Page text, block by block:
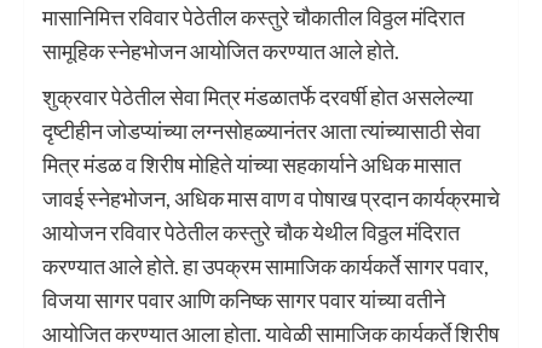
मासानिमित्त रविवार पेठेतील कस्तुरे चौकातील विठ्ठल मंदिरात
सामूहिक स्नेहभोजन आयोजित करण्यात आले होते.
शुक्रवार पेठेतील सेवा मित्र मंडळातर्फे दरवर्षी होत असलेल्या
दृष्टीहीन जोडप्यांच्या लग्नसोहळ्यानंतर आता त्यांच्यासाठी सेवा
मित्र मंडळ व शिरीष मोहिते यांच्या सहकार्याने अधिक मासात
जावई स्नेहभोजन, अधिक मास वाण व पोषाख प्रदान कार्यक्रमाचे
आयोजन रविवार पेठेतील कस्तुरे चौक येथील विठ्ठल मंदिरात
करण्यात आले होते. हा उपक्रम सामाजिक कार्यकर्ते सागर पवार,
विजया सागर पवार आणि कनिष्क सागर पवार यांच्या वतीने
आयोजित करण्यात आला होता. यावेळी सामाजिक कार्यकर्ते शिरीष